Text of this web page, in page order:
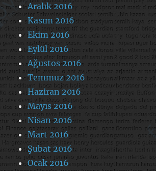
Aralık 2016
Kasım 2016
Ekim 2016
Eylül 2016
Ağustos 2016
Temmuz 2016
Haziran 2016
Mayıs 2016
Nisan 2016
Mart 2016
Şubat 2016
Ocak 2016